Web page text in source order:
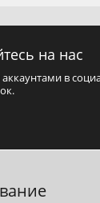
на нас
в